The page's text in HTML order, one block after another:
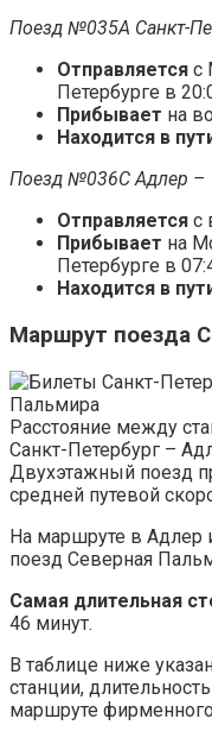
Поезд №035А Санкт-
Отправляется с
Петербурге в
Прибывает на
Находится в
Поезд №036С Адлер –
Отправляется с
Прибывает на
Петербурге в
Находится в
Маршрут поезда
Расстояние между
Санкт-Петербург –
Двухэтажный поезд
средней путевой
На маршруте в Адлер
поезд Северная
Самая длительная
46 минут.
В таблице ниже
станции,
маршруте